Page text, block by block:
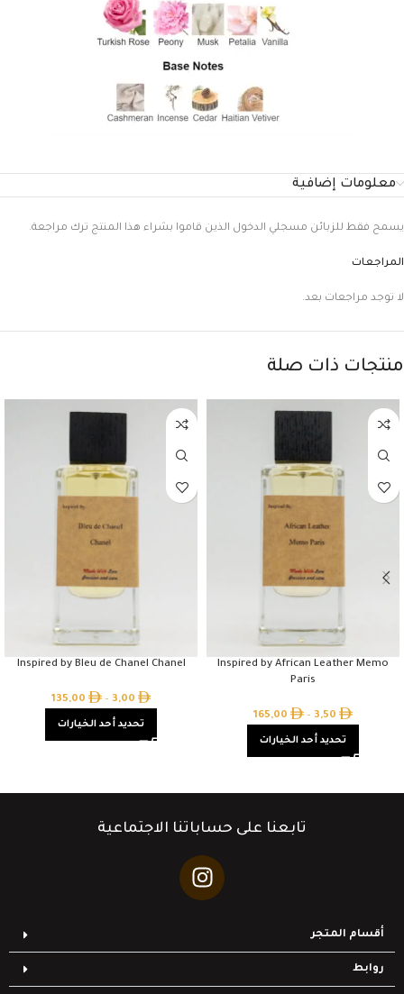
معلومات إضافية
المراجعات
لا توجد مراجعات بعد.
يسمح فقط للزبائن مسجلي الدخول الذين قاموا بشراء هذا المنتج ترك مراجعة.
منتجات ذات صلة
Inspired by African Leather Memo
Paris
3,50
–
165,00
تحديد أحد الخيارات
Inspired by Bleu de Chanel Chanel
3,00
–
135,00
تحديد أحد الخيارات
تابعنا على حساباتنا الاجتماعية
أقسام المتجر
روابط